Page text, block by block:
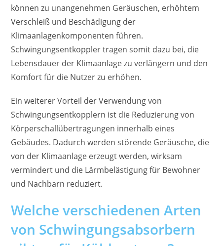
können zu unangenehmen Geräuschen, erhöhtem
Verschleiß und Beschädigung der
Klimaanlagenkomponenten führen.
Schwingungsentkoppler tragen somit dazu bei, die
Lebensdauer der Klimaanlage zu verlängern und den
Komfort für die Nutzer zu erhöhen.
Ein weiterer Vorteil der Verwendung von
Schwingungsentkopplern ist die Reduzierung von
Körperschallübertragungen innerhalb eines
Gebäudes. Dadurch werden störende Geräusche, die
von der Klimaanlage erzeugt werden, wirksam
vermindert und die Lärmbelästigung für Bewohner
und Nachbarn reduziert.
Welche verschiedenen Arten
von Schwingungsabsorbern